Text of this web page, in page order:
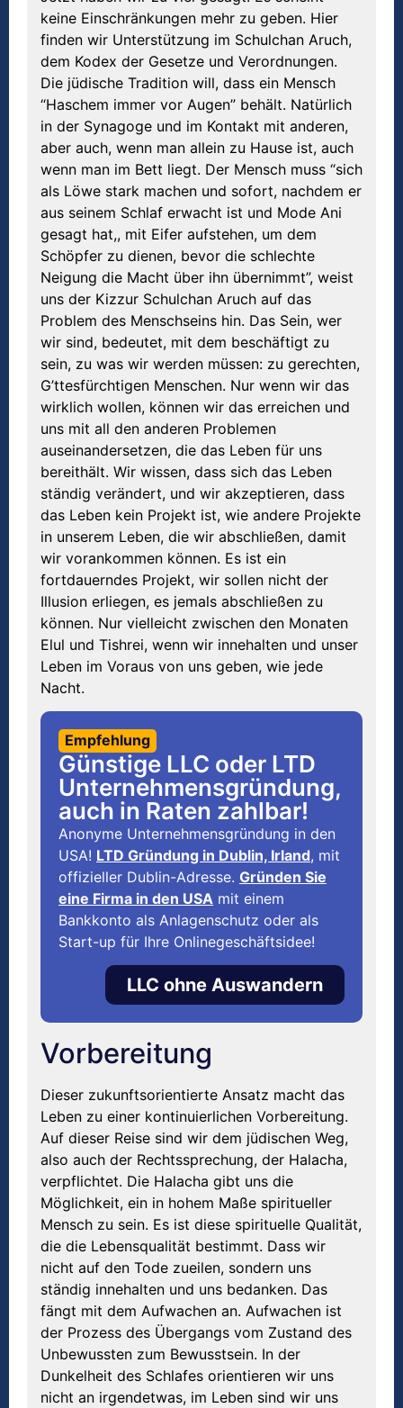
keine Einschränkungen mehr zu geben. Hier
finden wir Unterstützung im Schulchan Aruch,
dem Kodex der Gesetze und Verordnungen.
Die jüdische Tradition will, dass ein Mensch
“Haschem immer vor Augen” behält. Natürlich
in der Synagoge und im Kontakt mit anderen,
aber auch, wenn man allein zu Hause ist, auch
wenn man im Bett liegt. Der Mensch muss “sich
als Löwe stark machen und sofort, nachdem er
aus seinem Schlaf erwacht ist und Mode Ani
gesagt hat,, mit Eifer aufstehen, um dem
Schöpfer zu dienen, bevor die schlechte
Neigung die Macht über ihn übernimmt”, weist
uns der Kizzur Schulchan Aruch auf das
Problem des Menschseins hin. Das Sein, wer
wir sind, bedeutet, mit dem beschäftigt zu
sein, zu was wir werden müssen: zu gerechten,
G’ttesfürchtigen Menschen. Nur wenn wir das
wirklich wollen, können wir das erreichen und
uns mit all den anderen Problemen
auseinandersetzen, die das Leben für uns
bereithält. Wir wissen, dass sich das Leben
ständig verändert, und wir akzeptieren, dass
das Leben kein Projekt ist, wie andere Projekte
in unserem Leben, die wir abschließen, damit
wir vorankommen können. Es ist ein
fortdauerndes Projekt, wir sollen nicht der
Illusion erliegen, es jemals abschließen zu
können. Nur vielleicht zwischen den Monaten
Elul und Tishrei, wenn wir innehalten und unser
Leben im Voraus von uns geben, wie jede
Nacht.
Empfehlung
Günstige LLC oder LTD
Unternehmensgründung,
auch in Raten zahlbar!
Anonyme Unternehmensgründung in den
USA! LTD Gründung in Dublin, Irland, mit
offizieller Dublin-Adresse. Gründen Sie
eine Firma in den USA mit einem
Bankkonto als Anlagenschutz oder als
Start-up für Ihre Onlinegeschäftsidee!
LLC ohne Auswandern
Vorbereitung
Dieser zukunftsorientierte Ansatz macht das
Leben zu einer kontinuierlichen Vorbereitung.
Auf dieser Reise sind wir dem jüdischen Weg,
also auch der Rechtssprechung, der Halacha,
verpflichtet. Die Halacha gibt uns die
Möglichkeit, ein in hohem Maße spiritueller
Mensch zu sein. Es ist diese spirituelle Qualität,
die die Lebensqualität bestimmt. Dass wir
nicht auf den Tode zueilen, sondern uns
ständig innehalten und uns bedanken. Das
fängt mit dem Aufwachen an. Aufwachen ist
der Prozess des Übergangs vom Zustand des
Unbewussten zum Bewusstsein. In der
Dunkelheit des Schlafes orientieren wir uns
nicht an irgendetwas, im Leben sind wir uns